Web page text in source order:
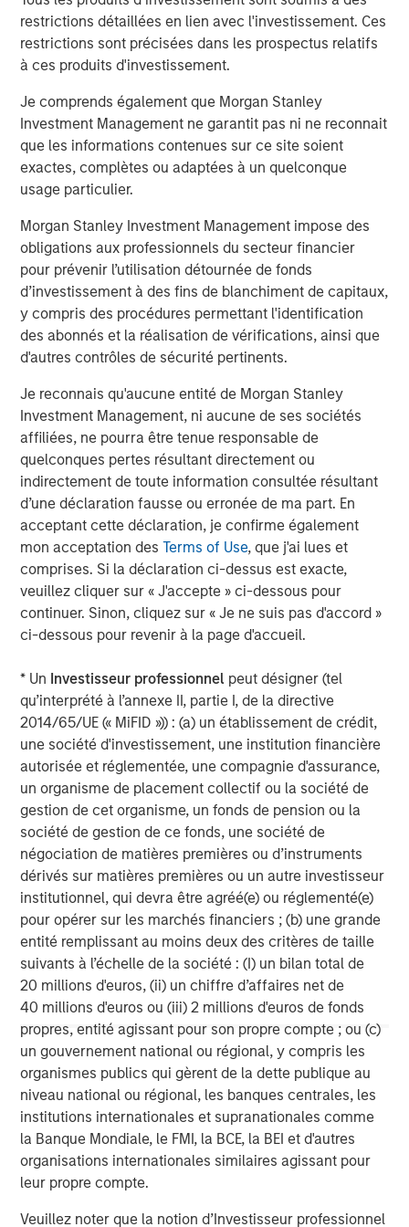
restrictions détaillées en lien avec l'investissement. Ces
restrictions sont précisées dans les prospectus relatifs
à ces produits d'investissement.
Je comprends également que Morgan Stanley
Investment Management ne garantit pas ni ne reconnait
que les informations contenues sur ce site soient
exactes, complètes ou adaptées à un quelconque
usage particulier.
Morgan Stanley Investment Management impose des
obligations aux professionnels du secteur financier
pour prévenir l’utilisation détournée de fonds
d’investissement à des fins de blanchiment de capitaux,
y compris des procédures permettant l'identification
des abonnés et la réalisation de vérifications, ainsi que
d'autres contrôles de sécurité pertinents.
Je reconnais qu'aucune entité de Morgan Stanley
Investment Management, ni aucune de ses sociétés
affiliées, ne pourra être tenue responsable de
quelconques pertes résultant directement ou
indirectement de toute information consultée résultant
d’une déclaration fausse ou erronée de ma part. En
acceptant cette déclaration, je confirme également
mon acceptation desTerms of Use, que j'ai lues et
comprises. Si la déclaration ci-dessus est exacte,
veuillez cliquer sur « J'accepte » ci-dessous pour
continuer. Sinon, cliquez sur « Je ne suis pas d'accord »
ci-dessous pour revenir à la page d'accueil.
* Un Investisseur professionnel peut désigner (tel
qu’interprété à l’annexe II, partie I, de la directive
2014/65/UE (« MiFID »)) : (a) un établissement de crédit,
une société d'investissement, une institution financière
autorisée et réglementée, une compagnie d'assurance,
un organisme de placement collectif ou la société de
gestion de cet organisme, un fonds de pension ou la
société de gestion de ce fonds, une société de
négociation de matières premières ou d’instruments
dérivés sur matières premières ou un autre investisseur
institutionnel, qui devra être agréé(e) ou réglementé(e)
pour opérer sur les marchés financiers ; (b) une grande
entité remplissant au moins deux des critères de taille
suivants à l’échelle de la société : (I) un bilan total de
20 millions d'euros, (ii) un chiffre d’affaires net de
40 millions d'euros ou (iii) 2 millions d'euros de fonds
propres, entité agissant pour son propre compte ; ou (c)
un gouvernement national ou régional, y compris les
organismes publics qui gèrent de la dette publique au
niveau national ou régional, les banques centrales, les
institutions internationales et supranationales comme
la Banque Mondiale, le FMI, la BCE, la BEI et d'autres
organisations internationales similaires agissant pour
leur propre compte.
Veuillez noter que la notion d’Investisseur professionnel
Financial Supervisory Authority (Bundesanstalt für
Finanzdienstleistungsgsaufsicht). Investors and holders
of securities of the Company are strongly recommended
to read the offer document and all announcements in
connection with the Offer as they contain or will contain
important information.
The Offer will be made exclusively under the laws of the
Federal Republic of Germany, especially under the WpÜG
and certain provisions of the securities laws of the United
States of America applicable to cross-border tender
offers. The Offer will not be executed according to the
provisions of jurisdictions other than those of the Federal
Republic of Germany or the United States of America (to
the extent applicable). Thus, no other announcements,
registrations, admissions or approvals of the Offer
outside of the Federal Republic of Germany have been
filed, arranged for or granted. Investors in, and holders of,
securities in the Company cannot rely on having recourse
to provisions for the protection of investors in any
jurisdiction other than the provisions of the Federal
Republic of Germany.
Subject to the exceptions described in the offer
document as well as any exemptions that maybe granted
by the relevant regulators, a public tender offer will not
be made, neither directlynor indirectly, in jurisdictions
where to do so would constitute a violation of the laws of
such jurisdiction.
Kublai GmbH, Frankfurt am Main (subsequently the
permitted, to directly or indirectly acquire further shares
outside the Offer on or off the stock exchange. If such
further acquisitions take place, information about such
acquisitions, stating the number of shares acquired or to
be acquired and the consideration paid or agreed on, will
be published without undue delay, if and to the extent
required by the laws of the Federal Republic of Germany
or any other relevant jurisdiction.
To the extent any announcements in this document
contain forward-looking statements, such statements do
not represent facts and are characterized by the words
“will”, “expect”, “believe”, “estimate”, “intend”, “aim”,
“assume” or similar expressions. Such statements
express the intentions, opinions or current expectations
and assumptions of the Bidder and the persons acting
together with the Bidder. Such forward-looking
statements are based on current plans, estimates and
forecasts, which the Bidder and the persons acting
together with the Bidder have made to the best of their
knowledge, but which they do not claim to be correct in
the future. Forward-looking statements are subject to
risks and uncertainties that are difficult to predict and
usually cannot be influenced by the Bidder or the